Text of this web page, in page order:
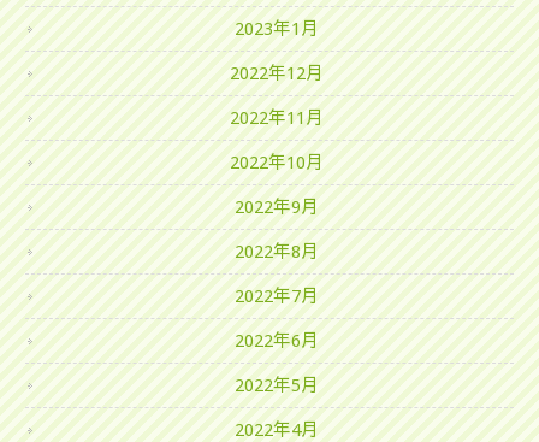
2023年1月
2022年12月
2022年11月
2022年10月
2022年9月
2022年8月
2022年7月
2022年6月
2022年5月
2022年4月